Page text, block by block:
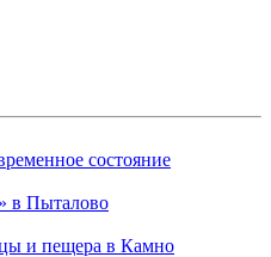
состояние
в Пыталово
и пещера в Камно